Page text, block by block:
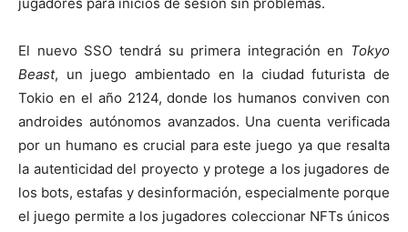
El nuevo SSO tendrá su primera integración en Tokyo
Beast, un juego ambientado en la ciudad futurista de
Tokio en el año 2124, donde los humanos conviven con
androides autónomos avanzados. Una cuenta verificada
por un humano es crucial para este juego ya que resalta
la autenticidad del proyecto y protege a los jugadores de
los bots, estafas y desinformación, especialmente porque
el juego permite a los jugadores coleccionar NFTs únicos